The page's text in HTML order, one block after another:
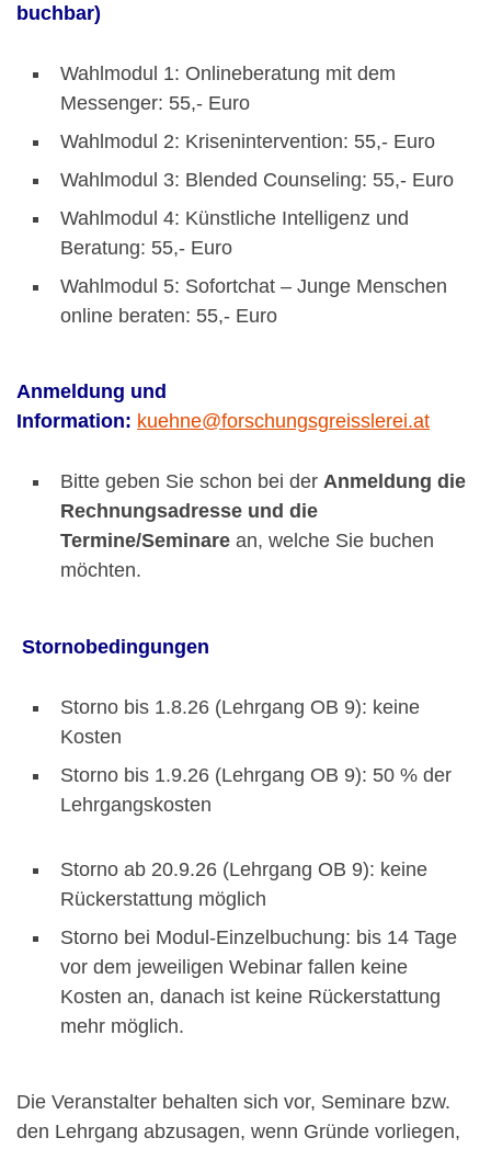
buchbar)
Wahlmodul 1: Onlineberatung mit dem
Messenger: 55,- Euro
Wahlmodul 2: Krisenintervention: 55,- Euro
Wahlmodul 3: Blended Counseling: 55,- Euro
Wahlmodul 4: Künstliche Intelligenz und
Beratung: 55,- Euro
Wahlmodul 5: Sofortchat – Junge Menschen
online beraten: 55,- Euro
Anmeldung und
Information: kuehne@forschungsgreisslerei.at
Bitte geben Sie schon bei der Anmeldung die
Rechnungsadresse und die
Termine/Seminare an, welche Sie buchen
möchten.
Stornobedingungen
Storno bis 1.8.26 (Lehrgang OB 9): keine
Kosten
Storno bis 1.9.26 (Lehrgang OB 9): 50 % der
Lehrgangskosten
Storno ab 20.9.26 (Lehrgang OB 9): keine
Rückerstattung möglich
Storno bei Modul-Einzelbuchung: bis 14 Tage
vor dem jeweiligen Webinar fallen keine
Kosten an, danach ist keine Rückerstattung
mehr möglich.
Die Veranstalter behalten sich vor, Seminare bzw.
den Lehrgang abzusagen, wenn Gründe vorliegen,